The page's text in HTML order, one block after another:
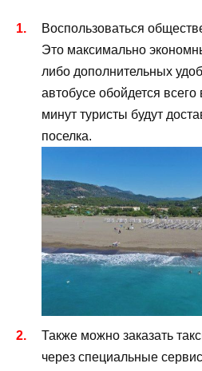
Воспользоваться
Это максимально
либо дополнительных
автобусе обойдется
минут туристы будут
поселка.
Также можно заказать
через специальные